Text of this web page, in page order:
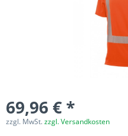
69,96 € *
zzgl. MwSt.zzgl. Versandkosten